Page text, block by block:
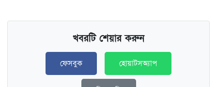
খবরটি শেয়ার করুন
ফেসবুক হোয়াটসঅ্যাপ